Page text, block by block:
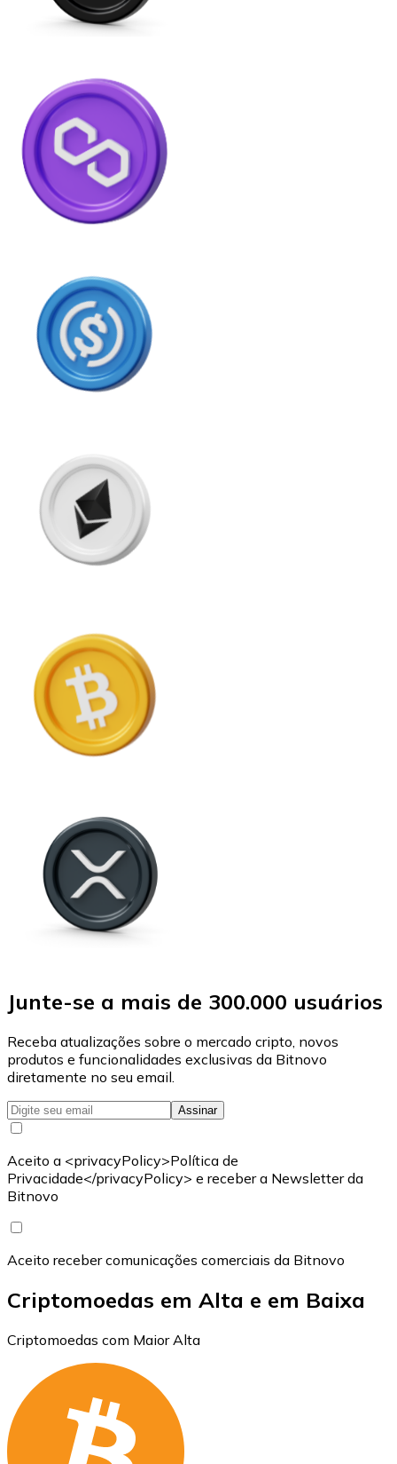
Junte-se a mais de 300.000 usuários
Receba atualizações sobre o mercado cripto, novos
produtos e funcionalidades exclusivas da Bitnovo
diretamente no seu email.
Assinar
Aceito a <privacyPolicy>Política de
Privacidade</privacyPolicy> e receber a Newsletter da
Bitnovo
Aceito receber comunicações comerciais da Bitnovo
Criptomoedas em Alta e em Baixa
Criptomoedas com Maior Alta